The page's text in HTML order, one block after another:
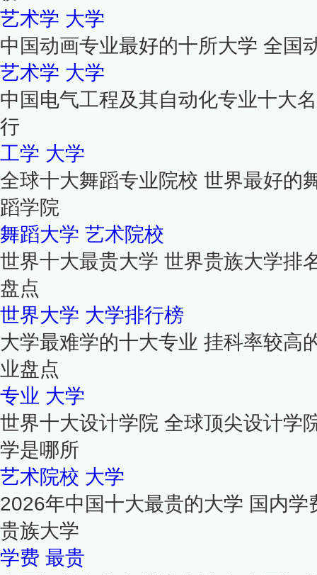
艺术学 大学
中国动画专业最好的十所大学 全国
艺术学 大学
中国电气工程及其自动化专业十大
行
工学 大学
全球十大舞蹈专业院校 世界最好的
蹈学院
舞蹈大学 艺术院校
世界十大最贵大学 世界贵族大学排
盘点
世界大学 大学排行榜
大学最难学的十大专业 挂科率较高
业盘点
专业 大学
世界十大设计学院 全球顶尖设计学
学是哪所
艺术院校 大学
2026年中国十大最贵的大学 国内
贵族大学
学费 最贵